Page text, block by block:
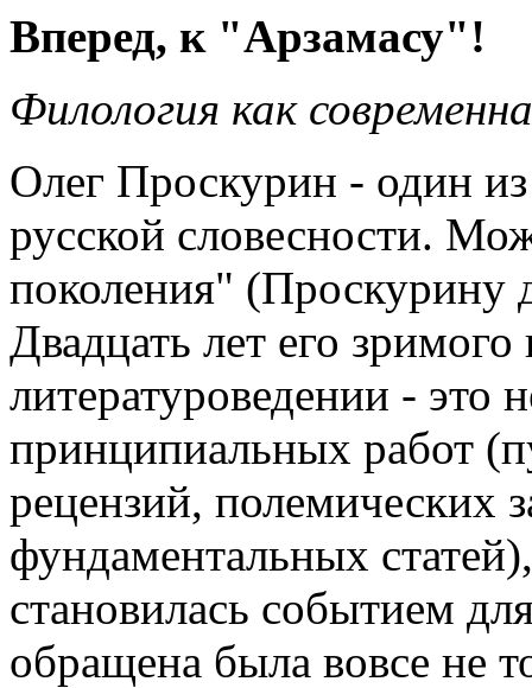
Вперед, к "Арзамасу"!
Филология как
Олег Проскурин - один
русской словесности.
поколения" (Проскурину
Двадцать лет его зримого
литературоведении - это
принципиальных работ
рецензий, полемических
фундаментальных
становилась событием
обращена была вовсе не